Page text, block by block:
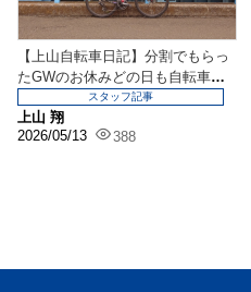
【上山自転車日記】分割でもらっ
たGWのお休みどの日も自転車の
上でああでもないこう...
上山 翔
2026/05/13
388
スタッフ記事